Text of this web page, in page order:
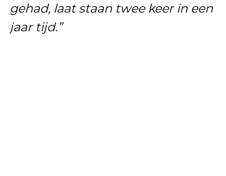
gehad, laat staan twee keer in een
jaar tijd.”